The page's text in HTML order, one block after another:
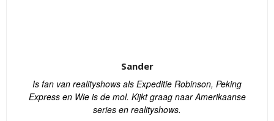
Sander
Is fan van realityshows als Expeditie Robinson, Peking
Express en Wie is de mol. Kijkt graag naar Amerikaanse
series en realityshows.